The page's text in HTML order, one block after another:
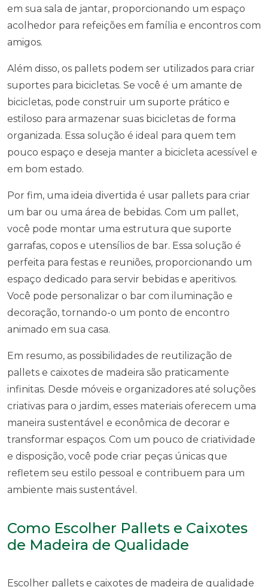
em sua sala de jantar, proporcionando um espaço
acolhedor para refeições em família e encontros com
amigos.
Além disso, os pallets podem ser utilizados para criar
suportes para bicicletas. Se você é um amante de
bicicletas, pode construir um suporte prático e
estiloso para armazenar suas bicicletas de forma
organizada. Essa solução é ideal para quem tem
pouco espaço e deseja manter a bicicleta acessível e
em bom estado.
Por fim, uma ideia divertida é usar pallets para criar
um bar ou uma área de bebidas. Com um pallet,
você pode montar uma estrutura que suporte
garrafas, copos e utensílios de bar. Essa solução é
perfeita para festas e reuniões, proporcionando um
espaço dedicado para servir bebidas e aperitivos.
Você pode personalizar o bar com iluminação e
decoração, tornando-o um ponto de encontro
animado em sua casa.
Em resumo, as possibilidades de reutilização de
pallets e caixotes de madeira são praticamente
infinitas. Desde móveis e organizadores até soluções
criativas para o jardim, esses materiais oferecem uma
maneira sustentável e econômica de decorar e
transformar espaços. Com um pouco de criatividade
e disposição, você pode criar peças únicas que
refletem seu estilo pessoal e contribuem para um
ambiente mais sustentável.
Como Escolher Pallets e Caixotes
de Madeira de Qualidade
Escolher pallets e caixotes de madeira de qualidade